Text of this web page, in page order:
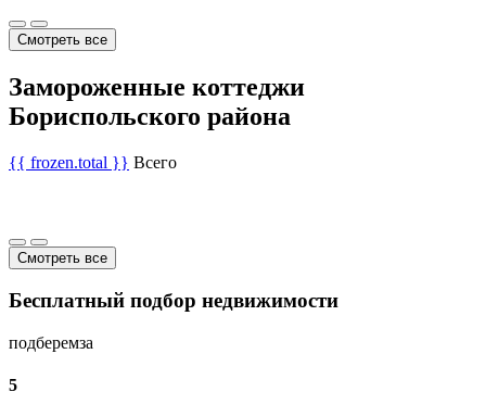
Смотреть все
Замороженные коттеджи
Бориспольского района
{{ frozen.total }} Всего
Смотреть все
Бесплатный подбор недвижимости
подберемза
5